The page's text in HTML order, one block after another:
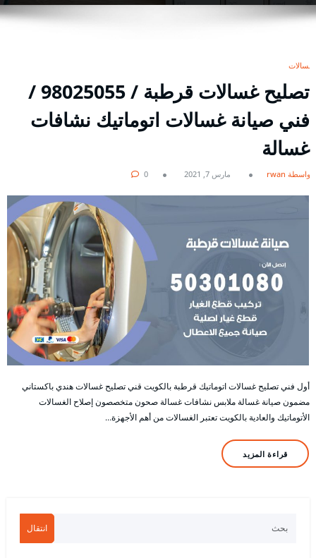
غسالات
تصليح غسالات قرطبة / 98025055 /
فني صيانة غسالات اتوماتيك نشافات
غسالة
بواسطة rwan مارس 7, 2021 0
أول فني تصليح غسالات اتوماتيك قرطبة بالكويت قني تصليح غسالات هندي باكستاني
مضمون صيانة غسالة ملابس نشافات غسالة صحون متخصصون إصلاح الغسالات
الأتوماتيك والعادية بالكويت تعتبر الغسالات من أهم الأجهزة…
قراءة المزيد
انتقال